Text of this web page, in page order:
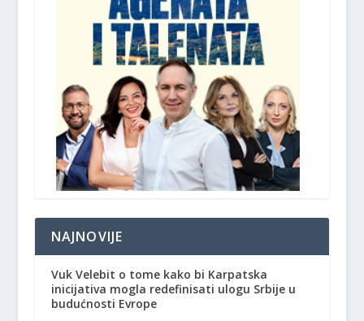
NAJNOVIJE
Vuk Velebit o tome kako bi Karpatska
inicijativa mogla redefinisati ulogu Srbije u
budućnosti Evrope